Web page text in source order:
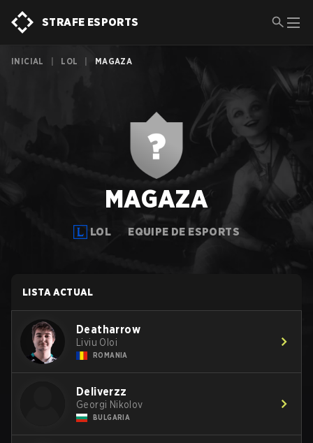
STRAFE ESPORTS
INICIAL LOL MAGAZA
MAGAZA
LOL EQUIPE DE ESPORTS
LISTA ACTUAL
Deatharrow
Liviu Oloi
ROMANIA
Deliverzz
Georgi Nikolov
BULGARIA